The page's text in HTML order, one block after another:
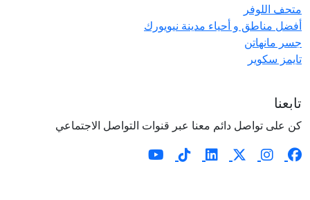
متحف اللوفر
أفضل مناطق و أحياء مدينة نيويورك
جسر مانهاتن
تايمز سكوير
تابعنا
كن على تواصل دائم معنا عبر قنوات التواصل الاجتماعي